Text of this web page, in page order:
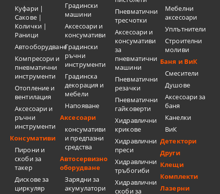
Куфари |
Сакове |
Колички |
Раници
Автооборудване
Компресори и
пневматични
инструменти
Отопление и
вентилация
Аксесоари и
ръчни
инструменти
Консумативи
Пирони и
скоби за
такер
Дискове за
циркуляр
Градински
машини
Аксесоари и
консумативи
Градински
ръчни
инструменти
Градинска
декорация и
мебели
Напояване
Аксесоари
консумативи
и предпазни
средства
Автосервизно
оборудване
Зарядни за
акумулатори
Пневматични
тресчотки
Аксесоари и
консумативи
за
пневматични
машини
Пневматични
резачки
Пневматични
гайковерти
Хидравлични
крикове
Хидравлични
преси
Хидравлични
тръбогиби
Хидравлични
скоби за
Мебелни
аксесоари
Уплътнители
Строителни
моливи
Баня и ВиК
Смесители
Душове
Аксесоари за
баня
Канелки
ВиК
Детектори
Други
Клещи
Комплекти
Лазерни